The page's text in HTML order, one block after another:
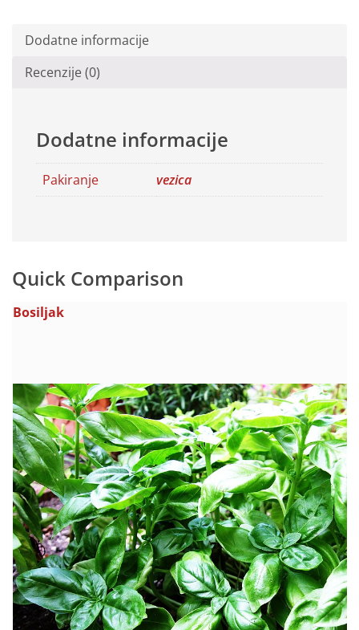
Dodatne informacije
Recenzije (0)
Dodatne informacije
Pakiranje vezica
Quick Comparison
Bosiljak